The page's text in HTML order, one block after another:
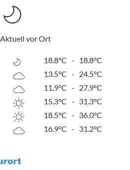
Aktuell vor Ort
18.8°C - 18.8°C
13.5°C - 24.5°C
11.9°C - 27.9°C
15.3°C - 31.3°C
18.5°C - 36.0°C
16.9°C - 31.2°C